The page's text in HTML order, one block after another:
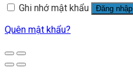
Ghi nhớ mật khẩu
Đăng nhập
Quên mật khẩu?